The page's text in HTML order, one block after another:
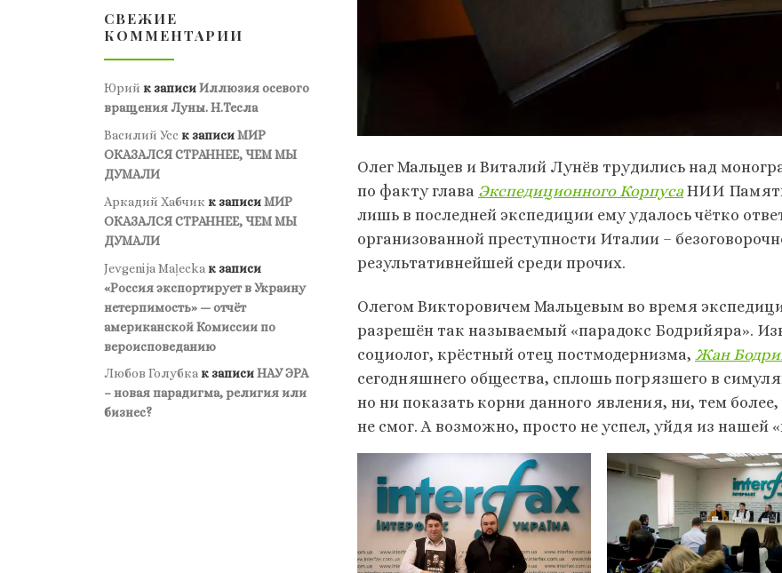
Олег Мальцев и Виталий Лунёв трудились над
по факту глава Экспедиционного Корпуса НИИ
лишь в последней экспедиции ему удалось чётко
организованной преступности Италии –
результативнейшей среди прочих.
Олегом Викторовичем Мальцевым во время
разрешён так называемый «парадокс Бодрийяра».
социолог, крёстный отец постмодернизма, Жан
сегодняшнего общества, сплошь погрязшего в
но ни показать корни данного явления, ни, тем
не смог. А возможно, просто не успел, уйдя из нашей
СВЕЖИЕ
КОММЕНТАРИИ
Юрий к записиИллюзия осевого
вращения Луны. Н.Тесла
Василий Усс к записиМИР
ОКАЗАЛСЯ СТРАННЕЕ, ЧЕМ МЫ
ДУМАЛИ
Аркадий Хабчик к записиМИР
ОКАЗАЛСЯ СТРАННЕЕ, ЧЕМ МЫ
ДУМАЛИ
Jevgenija Maļecka к записи
«Россия экспортирует в Украину
нетерпимость» — отчёт
американской Комиссии по
вероисповеданию
Любов Голубкак записиНАУ ЭРА
– новая парадигма, религия или
бизнес?